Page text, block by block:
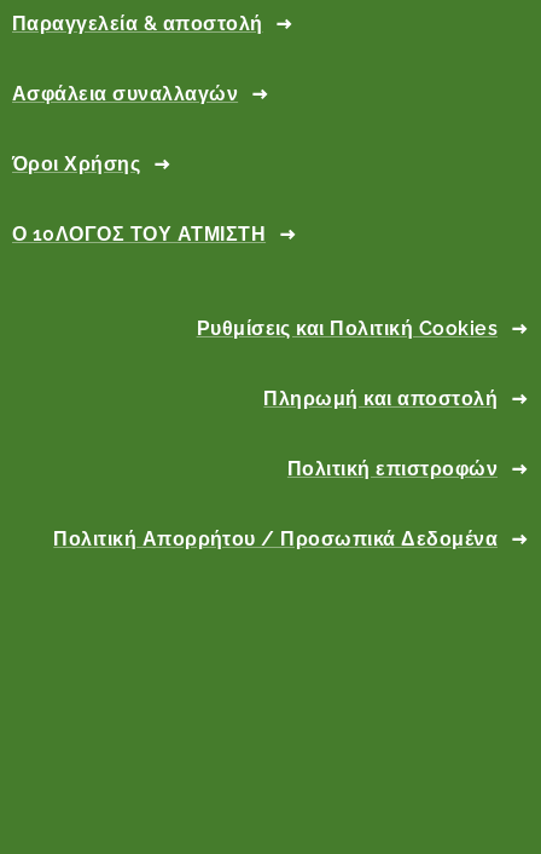
Παραγγελεία & αποστολή
Ασφάλεια συναλλαγών
Όροι Χρήσης
Ο 10ΛΟΓΟΣ ΤΟΥ ΑΤΜΙΣΤΗ
Ρυθμίσεις και Πολιτική Cookies
Πληρωμή και αποστολή
Πολιτική επιστροφών
Πολιτική Απορρήτου / Προσωπικά Δεδομένα